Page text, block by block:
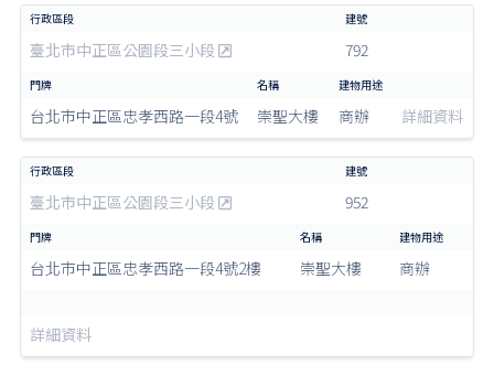
臺北市中正區公園段三小段 792
台北市中正區忠孝西路一段4號 崇聖大樓 商辦 詳細資料
臺北市中正區公園段三小段 952
台北市中正區忠孝西路一段4號2樓 崇聖大樓 商辦
詳細資料